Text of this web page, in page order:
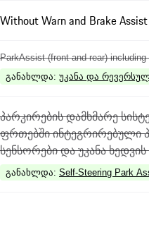
Without Warn and Brake Assist
ParkAssist (front and rear)
განახლდა: უკანა და
პარკირების დამხმარე
ფრთებში ინტეგრირებული
სენსორები და უკანა
განახლდა: Self-Steering Park